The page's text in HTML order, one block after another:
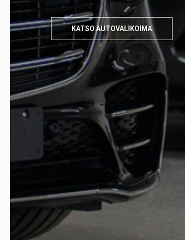
KATSO AUTOVALIKOIMA